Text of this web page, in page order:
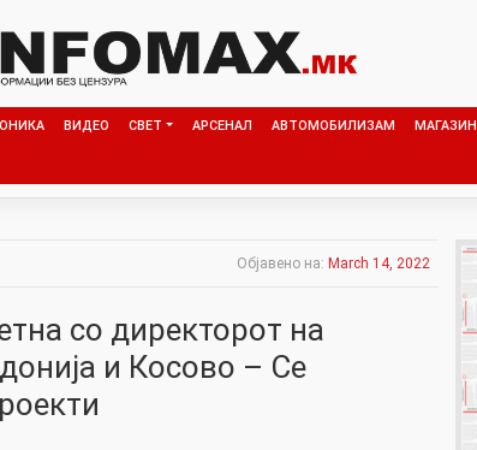
ВИДЕО СВЕТ АРСЕНАЛ АВТОМОБИЛИЗАМ МАГАЗИН
Објавено на: March 14, 2022
со директорот на
и Косово – Се